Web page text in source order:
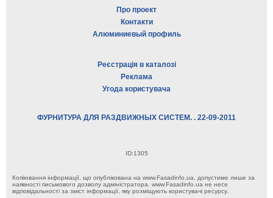
Про проект
Контакти
Алюминиевый профиль
Реєстрація в каталозі
Реклама
Угода користувача
ФУРНИТУРА ДЛЯ РАЗДВИЖНЫХ СИСТЕМ. . 22-09-2011
ID:1305
Копіювання інформації, що опублікована на www.Fasadinfo.ua, допустиме лише за
наявності письмового дозволу адміністратора. www.Fasadinfo.ua не несе
відповідальності за зміст інформації, яку розміщують користувачі ресурсу.